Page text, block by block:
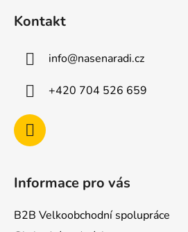
Kontakt
info@nasenaradi.cz
+420 704 526 659
Informace pro vás
B2B Velkoobchodní spolupráce